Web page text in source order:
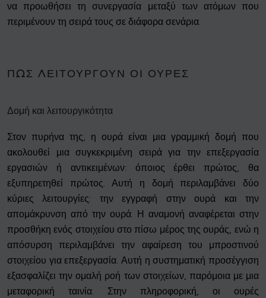
να προωθήσει τη συνεργασία μεταξύ των ατόμων που
περιμένουν τη σειρά τους σε διάφορα σενάρια.
ΠΏΣ ΛΕΙΤΟΥΡΓΟΎΝ ΟΙ ΟΥΡΈΣ
Δομή και λειτουργικότητα
Στον πυρήνα της, η ουρά είναι μια γραμμική δομή που
ακολουθεί μια συγκεκριμένη σειρά για την επεξεργασία
εργασιών ή αντικειμένων: όποιος έρθει πρώτος, θα
εξυπηρετηθεί πρώτος. Αυτή η δομή περιλαμβάνει δύο
κύριες λειτουργίες: την εγγραφή στην ουρά και την
απομάκρυνση από την ουρά. Η αναμονή αναφέρεται στην
προσθήκη ενός στοιχείου στο πίσω μέρος της ουράς, ενώ η
απόσυρση περιλαμβάνει την αφαίρεση του μπροστινού
στοιχείου για επεξεργασία. Αυτή η συστηματική προσέγγιση
εξασφαλίζει την ομαλή ροή των στοιχείων, παρόμοια με μια
μεταφορική ταινία. Στην πληροφορική, οι ουρές